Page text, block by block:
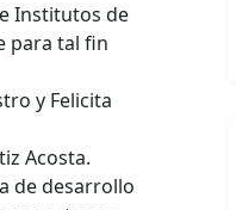
Institutos de
para tal fin
y Felicita
Acosta.
de desarrollo